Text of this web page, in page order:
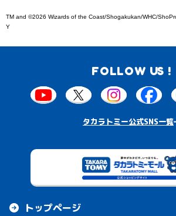
TM and ©2026 Wizards of the Coast/Shogakukan/WHC/
Y
FOLLOW US !
タカラトミー公式SNS一覧
トップページ